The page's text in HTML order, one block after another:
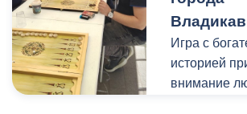
моменту
большой
ремонтом
полотна на
участке, с 1
движение
улице
Игра с
историей
внимание